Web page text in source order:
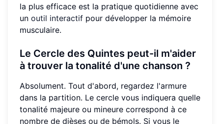
la plus efficace est la pratique quotidienne avec
un outil interactif pour développer la mémoire
musculaire.
Le Cercle des Quintes peut-il m'aider
à trouver la tonalité d'une chanson ?
Absolument. Tout d'abord, regardez l'armure
dans la partition. Le cercle vous indiquera quelle
tonalité majeure ou mineure correspond à ce
nombre de dièses ou de bémols. Si vous le